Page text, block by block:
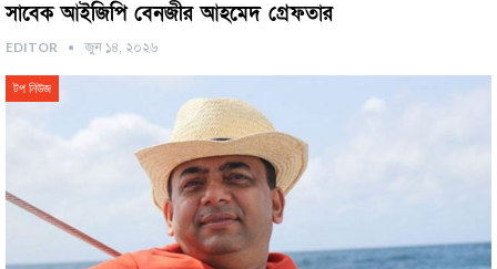
সাবেক আইজিপি বেনজীর আহমেদ গ্রেফতার
EDITOR জুন ১৪, ২০২৬
টপ নিউজ